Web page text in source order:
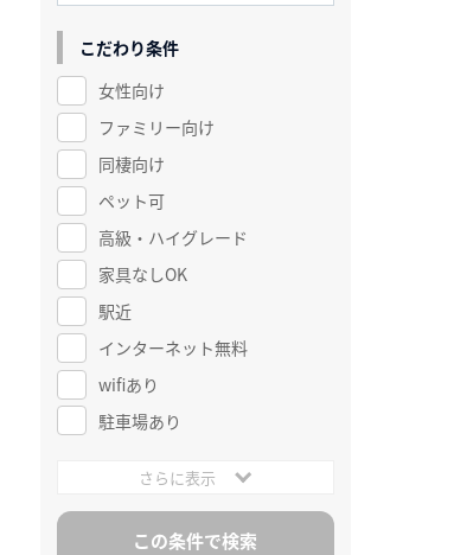
こだわり条件
女性向け
ファミリー向け
同棲向け
ペット可
高級・ハイグレード
家具なしOK
駅近
インターネット無料
wifiあり
駐車場あり
さらに表示